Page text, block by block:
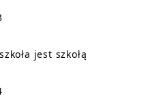
jest szkołą